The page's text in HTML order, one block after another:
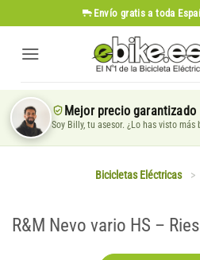
al
contenido
Envío gratis a toda
Mejor precio garantizado
Soy Billy, tu asesor. ¿Lo has visto más
Bicicletas Eléctricas >
R&M Nevo vario HS –